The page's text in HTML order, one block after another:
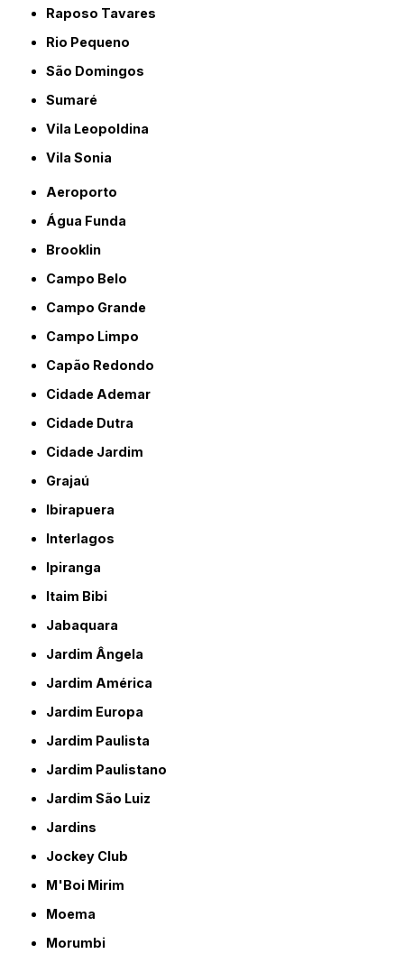
Raposo Tavares
Rio Pequeno
São Domingos
Sumaré
Vila Leopoldina
Vila Sonia
Aeroporto
Água Funda
Brooklin
Campo Belo
Campo Grande
Campo Limpo
Capão Redondo
Cidade Ademar
Cidade Dutra
Cidade Jardim
Grajaú
Ibirapuera
Interlagos
Ipiranga
Itaim Bibi
Jabaquara
Jardim Ângela
Jardim América
Jardim Europa
Jardim Paulista
Jardim Paulistano
Jardim São Luiz
Jardins
Jockey Club
M'Boi Mirim
Moema
Morumbi